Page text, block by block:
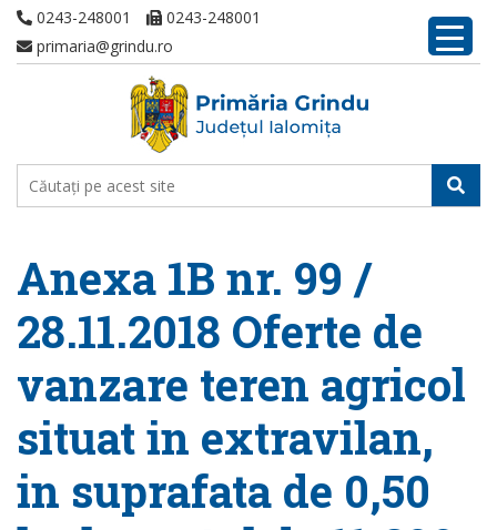
0243-248001
0243-248001
primaria@grindu.ro
Anexa 1B nr. 99 /
28.11.2018 Oferte de
vanzare teren agricol
situat in extravilan,
in suprafata de 0,50